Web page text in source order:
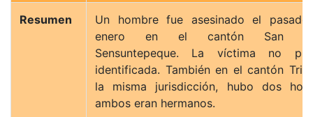
Resumen
Un hombre fue asesinado el
enero en el cantón San
Sensuntepeque. La víctima no
identificada. También en el cantón
la misma jurisdicción, hubo dos
ambos eran hermanos.